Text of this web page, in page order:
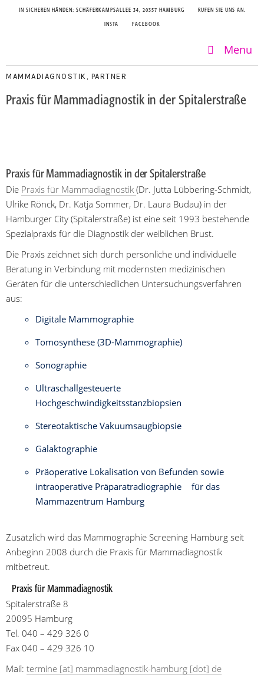
IN SICHEREN HÄNDEN: SCHÄFERKAMPSALLEE 34, 20357 HAMBURG RUFEN SIE UNS AN.
INSTA FACEBOOK
Menu
MAMMADIAGNOSTIK , PARTNER
Praxis für Mammadiagnostik in der Spitalerstraße
Praxis für Mammadiagnostik in der Spitalerstraße
Die Praxis für Mammadiagnostik (Dr. Jutta Lübbering-Schmidt,
Ulrike Rönck, Dr. Katja Sommer, Dr. Laura Budau) in der
Hamburger City (Spitalerstraße) ist eine seit 1993 bestehende
Spezialpraxis für die Diagnostik der weiblichen Brust.
Die Praxis zeichnet sich durch persönliche und individuelle
Beratung in Verbindung mit modernsten medizinischen
Geräten für die unterschiedlichen Untersuchungsverfahren
aus:
Digitale Mammographie
Tomosynthese (3D-Mammographie)
Sonographie
Ultraschallgesteuerte
Hochgeschwindigkeitsstanzbiopsien
Stereotaktische Vakuumsaugbiopsie
Galaktographie
Präoperative Lokalisation von Befunden sowie
intraoperative Präparatradiographie für das
Mammazentrum Hamburg
Zusätzlich wird das Mammographie Screening Hamburg seit
Anbeginn 2008 durch die Praxis für Mammadiagnostik
mitbetreut.
Praxis für Mammadiagnostik
Spitalerstraße 8
20095 Hamburg
Tel. 040 – 429 326 0
Fax 040 – 429 326 10
Mail: termine [at] mammadiagnostik-hamburg [dot] de